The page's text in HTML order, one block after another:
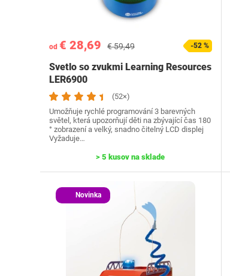
od € 28,69 € 59,49 -52 %
Svetlo so zvukmi Learning Resources
LER6900
(52×)
Umožňuje rychlé programování 3 barevných
světel, která upozorňují děti na zbývající čas 180
° zobrazení a velký, snadno čitelný LCD displej
Vyžaduje…
> 5 kusov na sklade
Novinka